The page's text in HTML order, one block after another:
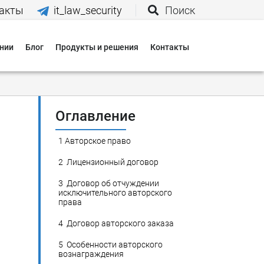
it_law_security Поиск
Блог Продукты и решения Контакты
Оглавление
1 Авторское право
2 Лицензионный договор
3 Договор об отчуждении
исключительного авторского
права
4 Договор авторского заказа
5 Особенности авторского
вознаграждения